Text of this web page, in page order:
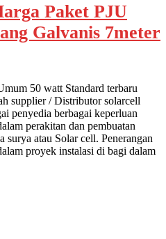
Paket PJU
Galvanis 7meter
50 watt Standard terbaru
supplier / Distributor solarcell
penyedia berbagai keperluan
perakitan dan pembuatan
surya atau Solar cell. Penerangan
proyek instalasi di bagi dalam